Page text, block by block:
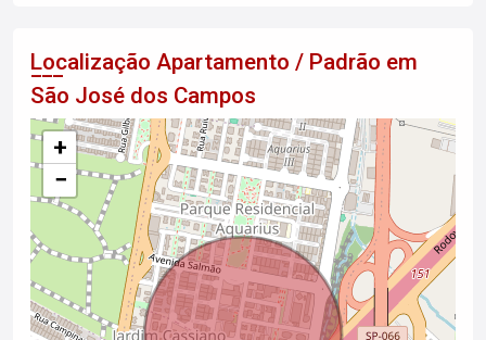
Localização Apartamento / Padrão em
São José dos Campos
+
−